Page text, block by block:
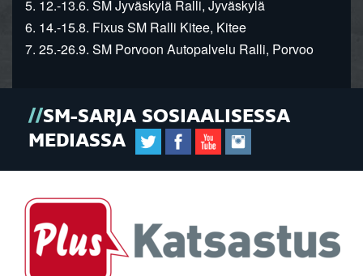
5. 12.-13.6. SM Jyväskylä Ralli, Jyväskylä
6. 14.-15.8. Fixus SM Ralli Kitee, Kitee
7. 25.-26.9. SM Porvoon Autopalvelu Ralli, Porvoo
SM-SARJA SOSIAALISESSA
MEDIASSA